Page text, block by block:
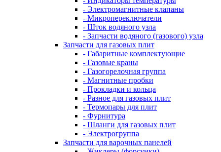
- Электромагнитные клапаны
- Микропереключатели
- Шток водяного узла
- Запчасти водяного (газового) узла
Запчасти для газовых плит
- Габаритные комплектующие
- Газовые краны
- Газогорелочная группа
- Магнитные пробки
- Прокладки и кольца
- Разное для газовых плит
- Термопары для плит
- Фурнитура
- Шланги для газовых плит
- Электрогруппа
Запчасти для варочных панелей